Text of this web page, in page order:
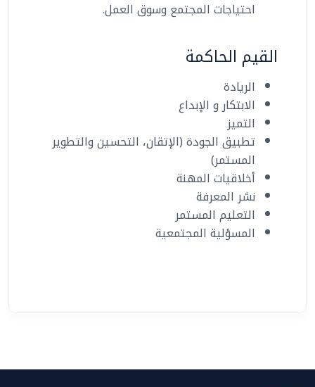
احتياجات المجتمع وسوق العمل.
القيم الحاكمة
الريادة
الابتكار و الإبداع
التميز
تطبيق الجودة (الإتقان، التحسين والتطوير
المستمر)
أخلاقيات المهنة
نشر المعرفة
التعليم المستمر
المسؤلية المجتمعية